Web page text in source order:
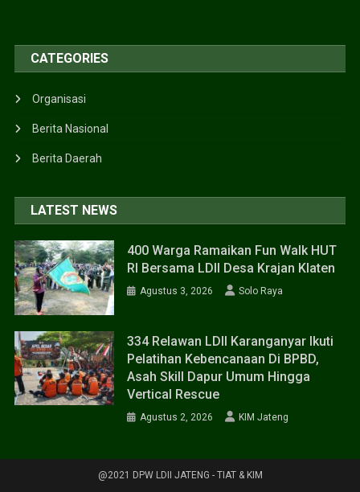
CATEGORIES
Organisasi
Berita Nasional
Berita Daerah
LATEST NEWS
400 Warga Ramaikan Fun Walk HUT
RI Bersama LDII Desa Krajan Klaten
Agustus 3, 2026 Solo Raya
334 Relawan LDII Karanganyar Ikuti
Pelatihan Kebencanaan Di BPBD,
Asah Skill Dapur Umum Hingga
Vertical Rescue
Agustus 2, 2026 KIM Jateng
@2021 DPW LDII JATENG - TIAT & KIM